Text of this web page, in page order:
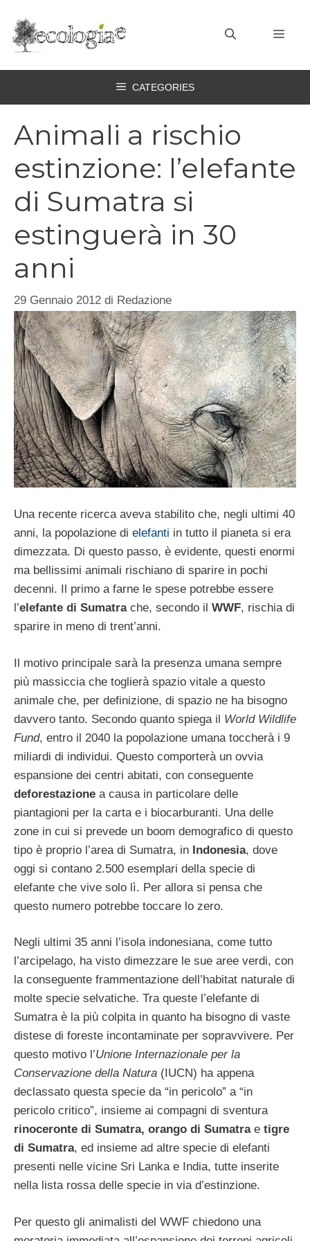
contenuto
CATEGORIES
Animali a rischio
estinzione: l’elefante
di Sumatra si
estinguerà in 30
anni
29 Gennaio 2012 di Redazione
Una recente ricerca aveva stabilito che, negli ultimi 40
anni, la popolazione di elefanti in tutto il pianeta si era
dimezzata. Di questo passo, è evidente, questi enormi
ma bellissimi animali rischiano di sparire in pochi
decenni. Il primo a farne le spese potrebbe essere
l’elefante di Sumatrache, secondo il WWF, rischia di
sparire in meno di trent’anni.
Il motivo principale sarà la presenza umana sempre
più massiccia che toglierà spazio vitale a questo
animale che, per definizione, di spazio ne ha bisogno
davvero tanto. Secondo quanto spiega il World Wildlife
Fund, entro il 2040 la popolazione umana toccherà i 9
miliardi di individui. Questo comporterà un ovvia
espansione dei centri abitati, con conseguente
deforestazione a causa in particolare delle
piantagioni per la carta e i biocarburanti. Una delle
zone in cui si prevede un boom demografico di questo
tipo è proprio l’area di Sumatra, in Indonesia, dove
oggi si contano 2.500 esemplari della specie di
elefante che vive solo lì. Per allora si pensa che
questo numero potrebbe toccare lo zero.
Negli ultimi 35 anni l’isola indonesiana, come tutto
l’arcipelago, ha visto dimezzare le sue aree verdi, con
la conseguente frammentazione dell’habitat naturale di
molte specie selvatiche. Tra queste l’elefante di
Sumatra è la più colpita in quanto ha bisogno di vaste
distese di foreste incontaminate per sopravvivere. Per
questo motivo l’Unione Internazionale per la
Conservazione della Natura (IUCN) ha appena
declassato questa specie da “in pericolo” a “in
pericolo critico”, insieme ai compagni di sventura
rinoceronte di Sumatra, orango di Sumatrae tigre
di Sumatra, ed insieme ad altre specie di elefanti
presenti nelle vicine Sri Lanka e India, tutte inserite
nella lista rossa delle specie in via d’estinzione.
Per questo gli animalisti del WWF chiedono una